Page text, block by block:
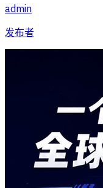
admin
发布者